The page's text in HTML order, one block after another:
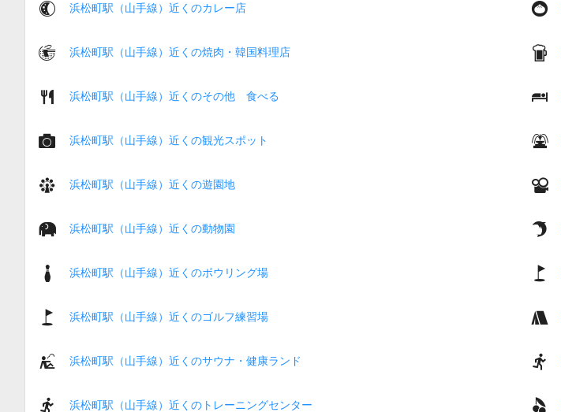
浜松町駅（山手線）近くのカレー店
浜松町駅（山手線）近くの焼肉・韓国料理店
浜松町駅（山手線）近くのその他 食べる
浜松町駅（山手線）近くの観光スポット
浜松町駅（山手線）近くの遊園地
浜松町駅（山手線）近くの動物園
浜松町駅（山手線）近くのボウリング場
浜松町駅（山手線）近くのゴルフ練習場
浜松町駅（山手線）近くのサウナ・健康ランド
浜松町駅（山手線）近くのトレーニングセンター